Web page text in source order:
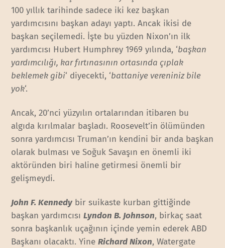
100 yıllık tarihinde sadece iki kez başkan
yardımcısını başkan adayı yaptı. Ancak ikisi de
başkan seçilemedi. İşte bu yüzden Nixon’ın ilk
yardımcısı Hubert Humphrey 1969 yılında, ‘başkan
yardımcılığı, kar fırtınasının ortasında çıplak
beklemek gibi‘ diyecekti, ‘battaniye vereniniz bile
yok‘.
Ancak, 20’nci yüzyılın ortalarından itibaren bu
algıda kırılmalar başladı. Roosevelt’in ölümünden
sonra yardımcısı Truman’ın kendini bir anda başkan
olarak bulması ve Soğuk Savaşın en önemli iki
aktöründen biri haline getirmesi önemli bir
gelişmeydi.
John F. Kennedy bir suikaste kurban gittiğinde
başkan yardımcısıLyndon B. Johnson, birkaç saat
sonra başkanlık uçağının içinde yemin ederek ABD
Başkanı olacaktı. YineRichard Nixon, Watergate